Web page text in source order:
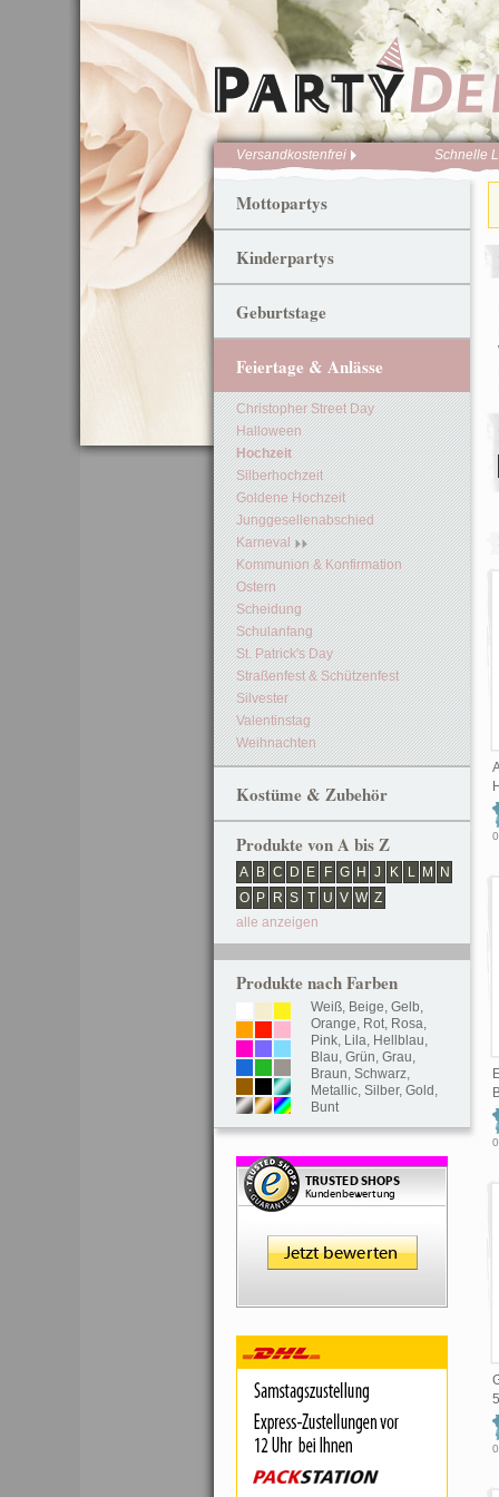
Versandkostenfrei Schnelle
Mottopartys
Kinderpartys
Geburtstage
Feiertage & Anlässe
Christopher Street Day
Halloween
Hochzeit
Silberhochzeit
Goldene Hochzeit
Junggesellenabschied
Karneval
Kommunion & Konfirmation
Ostern
Scheidung
Schulanfang
St. Patrick's Day
Straßenfest & Schützenfest
Silvester
Valentinstag
Weihnachten
Kostüme & Zubehör
Produkte von A bis Z
A B C D E F G H J K L M
N
O
P R S T U V W Z
alle anzeigen
Produkte nach Farben
Weiß, Beige, Gelb,
Orange, Rot, Rosa,
Pink, Lila, Hellblau,
Blau, Grün, Grau,
Braun, Schwarz,
Metallic, Silber, Gold ,
Bunt